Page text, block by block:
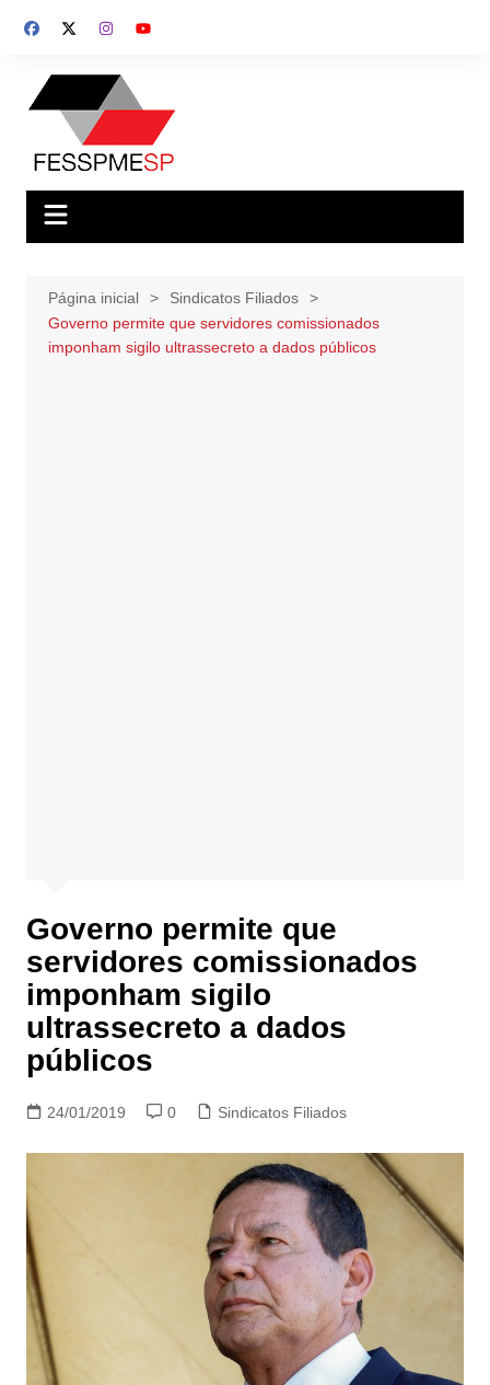
para
conteúdo
Página inicial
Sindicatos Filiados
Governo permite que servidores comissionados
imponham sigilo ultrassecreto a dados públicos
Governo permite que
servidores comissionados
imponham sigilo
ultrassecreto a dados
públicos
24/01/2019 0 Sindicatos Filiados